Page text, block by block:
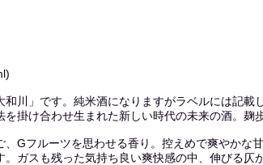
川」です。純米酒になりますがラベルには記載
を掛け合わせ生まれた新しい時代の未来の酒。麹
Gフルーツを思わせる香り。控えめで爽やかな
ガスも残った気持ち良い爽快感の中、伸びる